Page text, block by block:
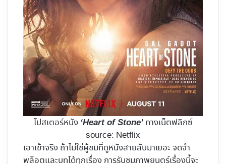
โปสเตอร์หนัง ‘Heart of Stone’ ทางเน็ตฟลิกซ์
source: Netflix
เอาเข้าจริง ถ้าไม่ใช่ผู้ชมที่ดูหนังสายลับมาเยอะ จดจำ
พล็อตและบทได้ทุกเรื่อง การรับชมภาพยนตร์เรื่องนี้จะ